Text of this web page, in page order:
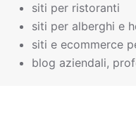
siti per ristoranti
siti per alberghi e
siti e ecommerce
blog aziendali,